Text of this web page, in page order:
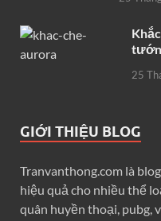
25
GIỚI THIỆU BLOG
Tranvanthong.com là
hiệu quả cho nhiều thể
quân huyền thoại, pubg,